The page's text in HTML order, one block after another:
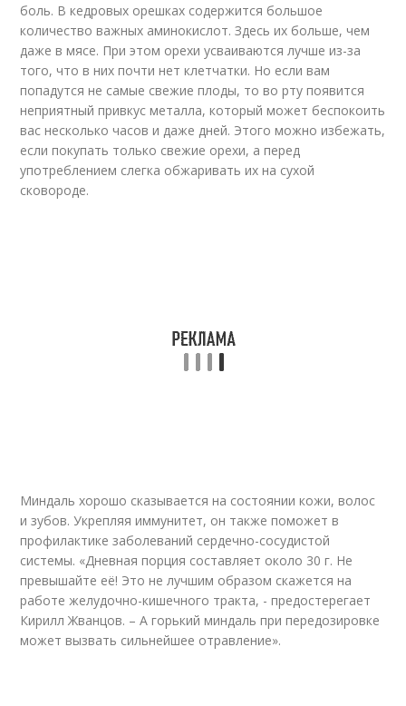
боль. В кедровых орешках содержится большое
количество важных аминокислот. Здесь их больше, чем
даже в мясе. При этом орехи усваиваются лучше из-за
того, что в них почти нет клетчатки. Но если вам
попадутся не самые свежие плоды, то во рту появится
неприятный привкус металла, который может беспокоить
вас несколько часов и даже дней. Этого можно избежать,
если покупать только свежие орехи, а перед
употреблением слегка обжаривать их на сухой
сковороде.
Миндаль хорошо сказывается на состоянии кожи, волос
и зубов. Укрепляя иммунитет, он также поможет в
профилактике заболеваний сердечно-сосудистой
системы. «Дневная порция составляет около 30 г. Не
превышайте её! Это не лучшим образом скажется на
работе желудочно-кишечного тракта, - предостерегает
Кирилл Жванцов. – А горький миндаль при передозировке
может вызвать сильнейшее отравление».